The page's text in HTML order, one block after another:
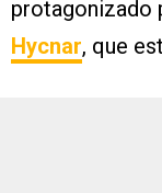
protagonizado
Hycnar, que